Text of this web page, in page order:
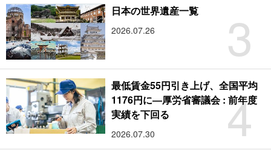
3
日本の世界遺産一覧
2026.07.26
4
最低賃金55円引き上げ、全国平均
1176円に―厚労省審議会 : 前年度
実績を下回る
2026.07.30